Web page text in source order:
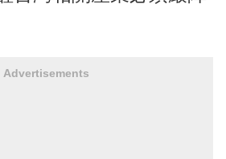
Advertisements